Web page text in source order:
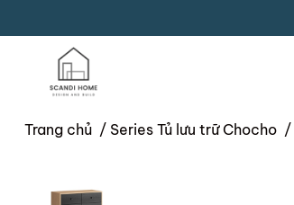
Trang chủ / Series Tủ lưu trữ Chocho /